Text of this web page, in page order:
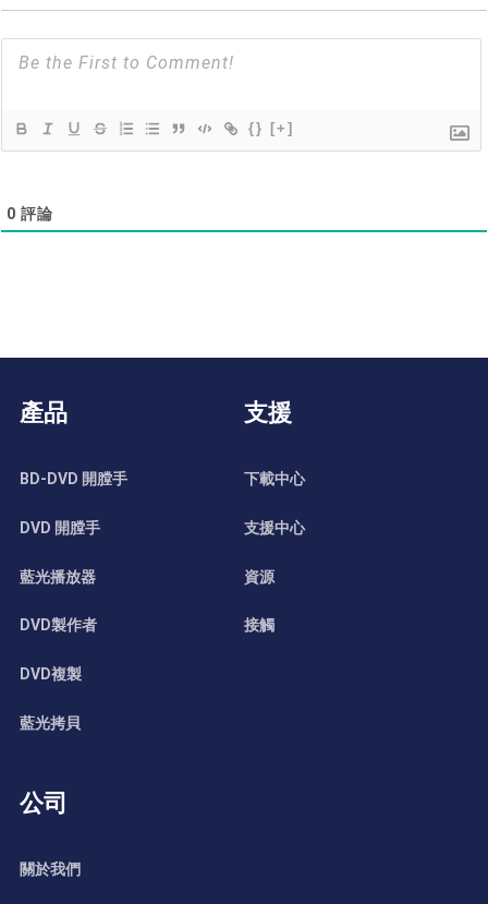
{} [+]
0 評論
產品
BD-DVD 開膛手
DVD 開膛手
藍光播放器
DVD製作者
DVD複製
藍光拷貝
支援
下載中心
支援中心
資源
接觸
公司
關於我們